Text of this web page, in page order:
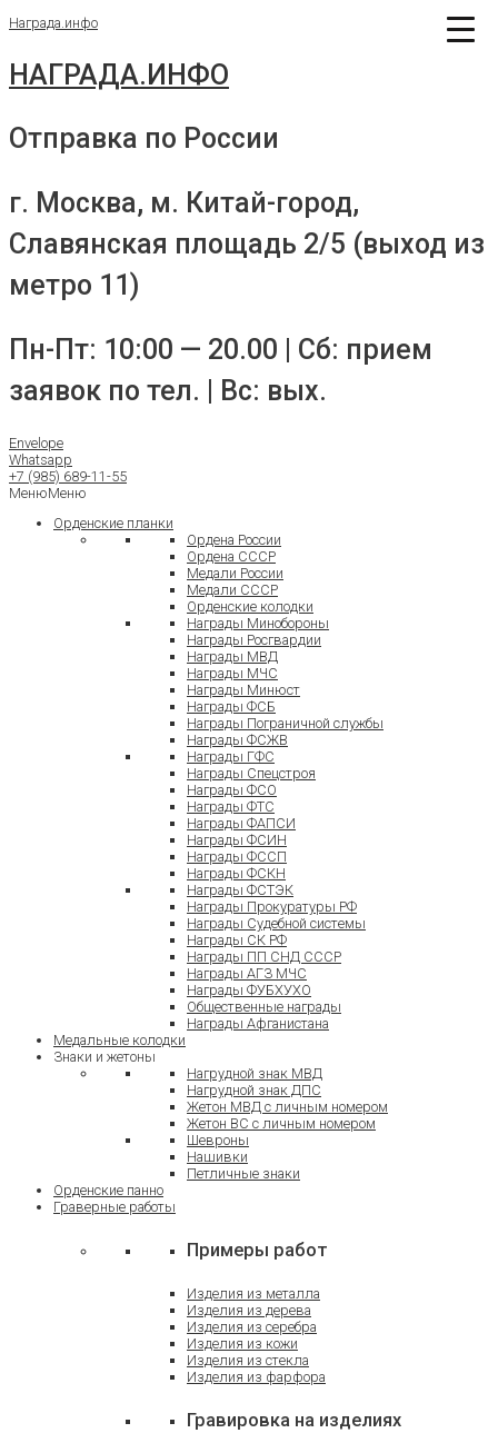
Перейти
Награда.инфо
НАГРАДА.ИНФО
Отправка по России
г. Москва, м. Китай-город,
Славянская площадь 2/5 (выход из
метро 11)
Пн-Пт: 10:00 — 20.00 | Сб: прием
заявок по тел. | Вс: вых.
Envelope
Whatsapp
+7 (985) 689-11-55
МенюМеню
Орденские планки
Ордена России
Ордена СССР
Медали России
Медали СССР
Орденские колодки
Награды Минобороны
Награды Росгвардии
Награды МВД
Награды МЧС
Награды Минюст
Награды ФСБ
Награды Пограничной службы
Награды ФСЖВ
Награды ГФС
Награды Спецстроя
Награды ФСО
Награды ФТС
Награды ФАПСИ
Награды ФСИН
Награды ФССП
Награды ФСКН
Награды ФСТЭК
Награды Прокуратуры РФ
Награды Судебной системы
Награды СК РФ
Награды ПП СНД СССР
Награды АГЗ МЧС
Награды ФУБХУХО
Общественные награды
Награды Афганистана
Медальные колодки
Знаки и жетоны
Нагрудной знак МВД
Нагрудной знак ДПС
Жетон МВД с личным номером
Жетон ВС с личным номером
Шевроны
Нашивки
Петличные знаки
Орденские панно
Граверные работы
Примеры работ
Изделия из металла
Изделия из дерева
Изделия из серебра
Изделия из кожи
Изделия из стекла
Изделия из фарфора
Гравировка на изделиях